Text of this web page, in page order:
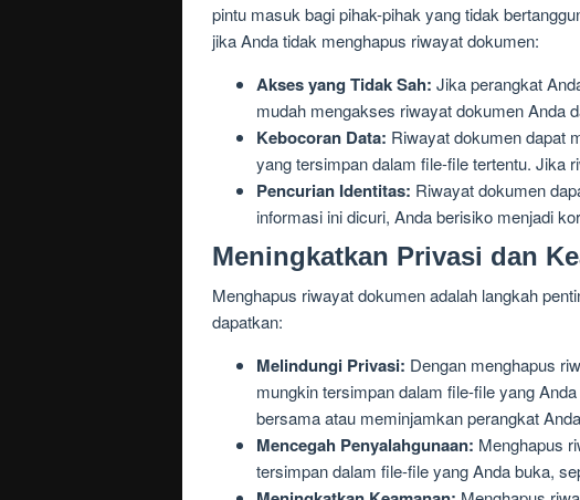
pintu masuk bagi pihak-pihak yang tidak
jika Anda tidak menghapus riwayat dokumen:
Akses yang Tidak Sah: Jika perangkat
mudah mengakses riwayat dokumen Anda
Kebocoran Data: Riwayat dokumen dapat
yang tersimpan dalam file-file tertentu. Jika
Pencurian Identitas: Riwayat dokumen
informasi ini dicuri, Anda berisiko menjadi
Meningkatkan Privasi dan
Menghapus riwayat dokumen adalah langkah
dapatkan:
Melindungi Privasi: Dengan menghapus
mungkin tersimpan dalam file-file yang
bersama atau meminjamkan perangkat
Mencegah Penyalahgunaan: Menghapus
tersimpan dalam file-file yang Anda buka,